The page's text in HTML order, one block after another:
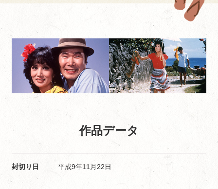
作品データ
封切り日 平成9年11月22日